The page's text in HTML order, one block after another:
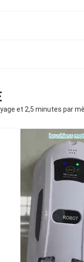
et 2,5 minutes par